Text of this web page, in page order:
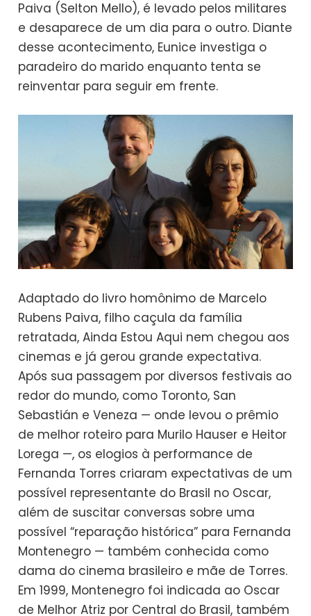
Paiva (Selton Mello), é levado pelos militares
e desaparece de um dia para o outro. Diante
desse acontecimento, Eunice investiga o
paradeiro do marido enquanto tenta se
reinventar para seguir em frente.
Adaptado do livro homônimo de Marcelo
Rubens Paiva, filho caçula da família
retratada, Ainda Estou Aqui nem chegou aos
cinemas e já gerou grande expectativa.
Após sua passagem por diversos festivais ao
redor do mundo, como Toronto, San
Sebastián e Veneza — onde levou o prêmio
de melhor roteiro para Murilo Hauser e Heitor
Lorega —, os elogios à performance de
Fernanda Torres criaram expectativas de um
possível representante do Brasil no Oscar,
além de suscitar conversas sobre uma
possível “reparação histórica” para Fernanda
Montenegro — também conhecida como
dama do cinema brasileiro e mãe de Torres.
Em 1999, Montenegro foi indicada ao Oscar
de Melhor Atriz por Central do Brasil, também